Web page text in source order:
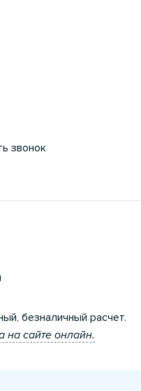
звонок
безналичный расчет.
на сайте онлайн.